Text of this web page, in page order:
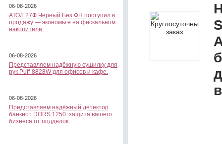
06-08-2026
АТОЛ 27Ф Черный Без ФН поступил в
продажу — экономьте на фискальном
накопителе.
06-08-2026
Представляем надёжную сушилку для
рук Puff-8828W для офисов и кафе.
06-08-2026
Представляем надёжный детектор
банкнот DORS 1250: защита вашего
бизнеса от подделок.